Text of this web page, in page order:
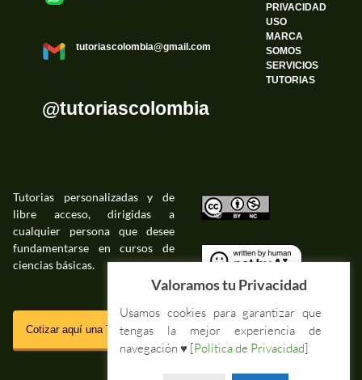
tutoriascolombia@gmail.com
@tutoriascolombia
PRIVACIDAD
USO
MARCA
SOMOS
SERVICIOS
TUTORIAS
Tutorias personalizadas y de
libre acceso, dirigidas a
cualquier persona que desee
fundamentarse en cursos de
ciencias básicas.
Cotizar aquí una Tutoria Web
©
©
SSL
Valoramos tu Privacidad
Usamos cookies para garantizar que
tengas la mejor experiencia de
navegación ♥ [Política de Privacidad]